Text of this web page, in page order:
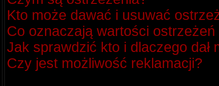
Kto może dawać i usuwać
Co oznaczają wartości
Jak sprawdzić kto i dlaczego dał
Czy jest możliwość reklamacji?